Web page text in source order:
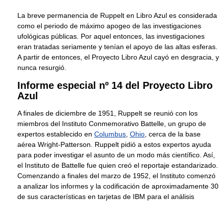
La breve permanencia de Ruppelt en Libro Azul es considerada
como el periodo de máximo apogeo de las investigaciones
ufológicas públicas. Por aquel entonces, las investigaciones
eran tratadas seriamente y tenían el apoyo de las altas esferas.
A partir de entonces, el Proyecto Libro Azul cayó en desgracia, y
nunca resurgió.
Informe especial nº 14 del Proyecto Libro
Azul
A finales de diciembre de 1951, Ruppelt se reunió con los
miembros del Instituto Conmemorativo Battelle, un grupo de
expertos establecido en Columbus Ohio , cerca de la base
aérea Wright-Patterson. Ruppelt pidió a estos expertos ayuda
para poder investigar el asunto de un modo más científico. Así,
el Instituto de Battelle fue quien creó el reportaje estandarizado.
Comenzando a finales del marzo de 1952, el Instituto comenzó
a analizar los informes y la codificación de aproximadamente 30
de sus características en tarjetas de IBM para el análisis